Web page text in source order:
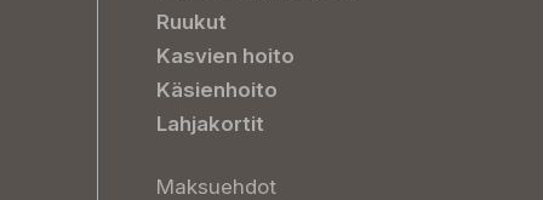
Ruukut
Kasvien hoito
Käsienhoito
Lahjakortit
Maksuehdot